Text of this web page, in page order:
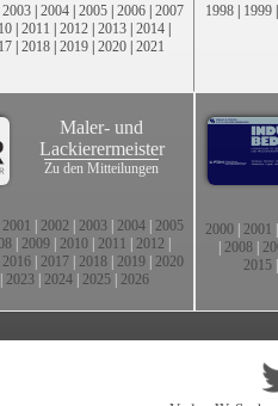
2003 | 2004 | 2005 | 2006 | 2007
| 2011 | 2012 | 2013 | 2014 |
| 2018 | 2019 | 2020 | 2021
1998 | 1999 |
Maler- und
Lackierermeister
Zu den Mitteilungen
2001 2002 2003 2004 2005
2009 2010 2011 2012
2016 2017 2018 2019 2020
2023| 2024| 2025| 2026
2000 2001
2008
2015